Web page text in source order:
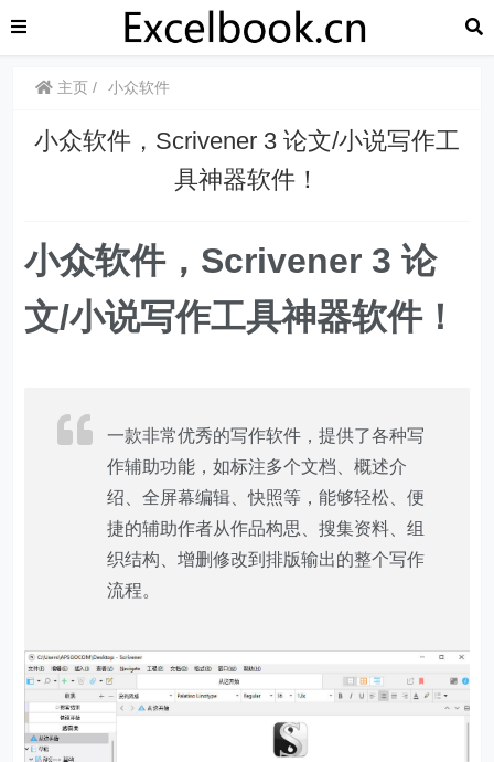
主页 小众软件
小众软件，Scrivener 3 论文/小说写作工
具神器软件！
小众软件，Scrivener 3 论
文/小说写作工具神器软件！
一款非常优秀的写作软件，提供了各种写
作辅助功能，如标注多个文档、概述介
绍、全屏幕编辑、快照等，能够轻松、便
捷的辅助作者从作品构思、搜集资料、组
织结构、增删修改到排版输出的整个写作
流程。